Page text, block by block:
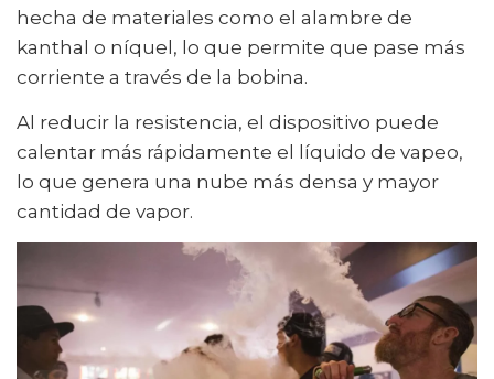
hecha de materiales como el alambre de
kanthal o níquel, lo que permite que pase más
corriente a través de la bobina.
Al reducir la resistencia, el dispositivo puede
calentar más rápidamente el líquido de vapeo,
lo que genera una nube más densa y mayor
cantidad de vapor.